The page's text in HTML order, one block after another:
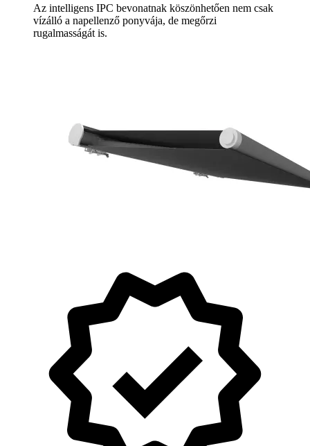
Az intelligens IPC bevonatnak köszönhetően nem csak
vízálló a napellenző ponyvája, de megőrzi
rugalmasságát is.